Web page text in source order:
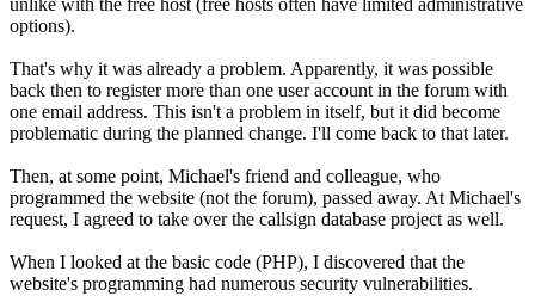
unlike with the free host (free hosts often have limited administrative
options).
That's why it was already a problem. Apparently, it was possible
back then to register more than one user account in the forum with
one email address. This isn't a problem in itself, but it did become
problematic during the planned change. I'll come back to that later.
Then, at some point, Michael's friend and colleague, who
programmed the website (not the forum), passed away. At Michael's
request, I agreed to take over the callsign database project as well.
When I looked at the basic code (PHP), I discovered that the
website's programming had numerous security vulnerabilities.